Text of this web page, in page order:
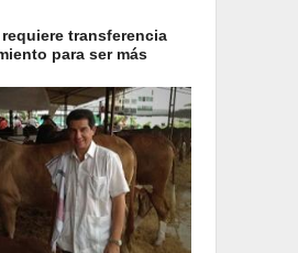
transferencia
para ser más